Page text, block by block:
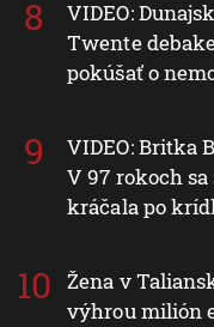
VIDEO:
Twente
pokúšať o
VIDEO: Britka
V 97 rokoch
kráčala po
Žena v
výhrou milión